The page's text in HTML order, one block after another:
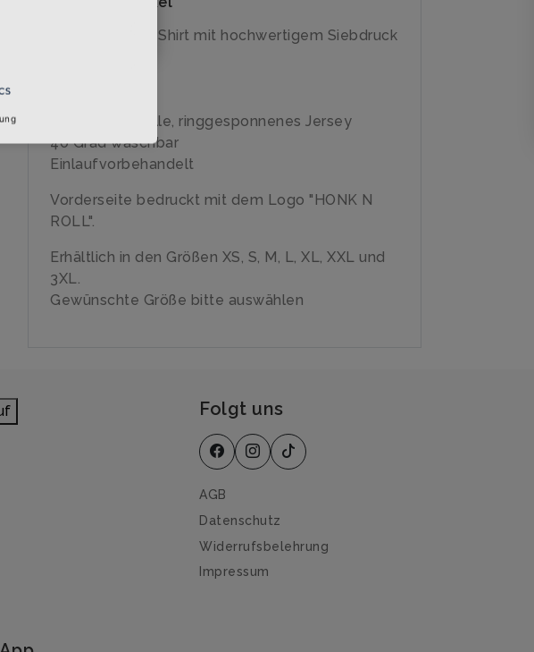
Qualitäts-Girly-Shirt mit hochwertigem Siebdruck
100% Baumwolle, ringgesponnenes Jersey
40 Grad waschbar
Einlaufvorbehandelt
Vorderseite bedruckt mit dem Logo "HONK N
ROLL".
Erhältlich in den Größen XS, S, M, L, XL, XXL und
3XL.
Gewünschte Größe bitte auswählen
Folgt uns
AGB
Datenschutz
Widerrufsbelehrung
Impressum